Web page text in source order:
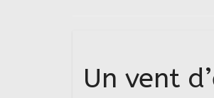
Un vent